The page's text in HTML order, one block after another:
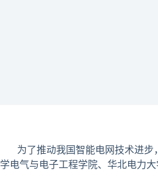
为了推动我国智能电网技术进步
学电气与电子工程学院、华北电力